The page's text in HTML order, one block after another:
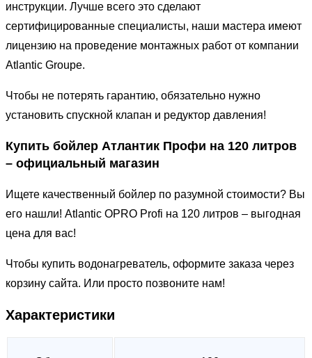
инструкции. Лучше всего это сделают
сертифицированные специалисты, наши мастера имеют
лицензию на проведение монтажных работ от компании
Atlantic Groupe.
Чтобы не потерять гарантию, обязательно нужно
установить спускной клапан и редуктор давления!
Купить бойлер Атлантик Профи на 120 литров
– официальный магазин
Ищете качественный бойлер по разумной стоимости? Вы
его нашли! Atlantic OPRO Profi на 120 литров – выгодная
цена для вас!
Чтобы купить водонагреватель, оформите заказа через
корзину сайта. Или просто позвоните нам!
Характеристики